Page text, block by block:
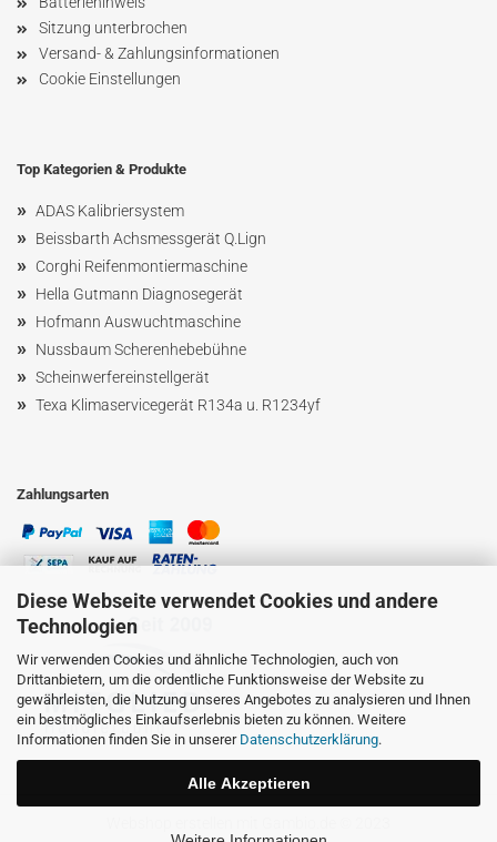
Diese Webseite verwendet Cookies und andere
Technologien
Wir verwenden Cookies und ähnliche Technologien, auch von
Drittanbietern, um die ordentliche Funktionsweise der Website zu
gewährleisten, die Nutzung unseres Angebotes zu analysieren und Ihnen
ein bestmögliches Einkaufserlebnis bieten zu können. Weitere
Informationen finden Sie in unserer Datenschutzerklärung.
Alle Akzeptieren
Sitzung unterbrochen
Versand- & Zahlungsinformationen
Cookie Einstellungen
Top Kategorien & Produkte
» ADAS Kalibriersystem
» Beissbarth Achsmessgerät Q.Lign
» Corghi Reifenmontiermaschine
» Hella Gutmann Diagnosegerät
» Hofmann Auswuchtmaschine
» NussbaumScherenhebebühne
» Scheinwerfereinstellgerät
» Texa Klimaservicegerät R134a u. R1234yf
Zahlungsarten